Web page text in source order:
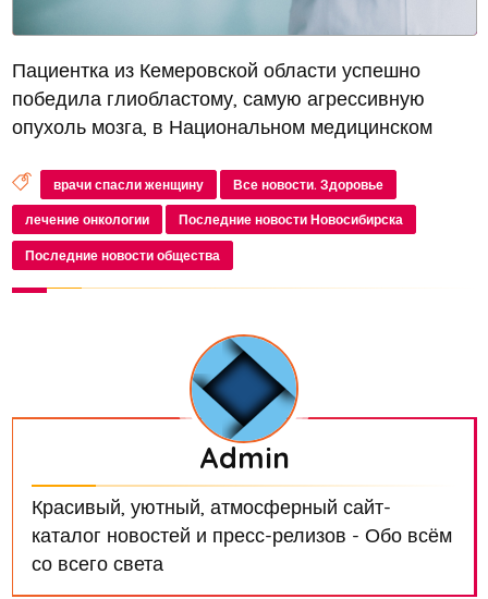
Пациентка из Кемеровской области успешно
победила глиобластому, самую агрессивную
опухоль мозга, в Национальном медицинском
Мешалкина Минздрава. Диагноз у нее был
поставлен пять лет назад. Глиобластома х...
врачи спасли женщину Все новости. Здоровье
лечение онкологии Последние новости Новосибирска
Последние новости общества
Admin
Красивый, уютный, атмосферный сайт-
каталог новостей и пресс-релизов - Обо всём
со всего света